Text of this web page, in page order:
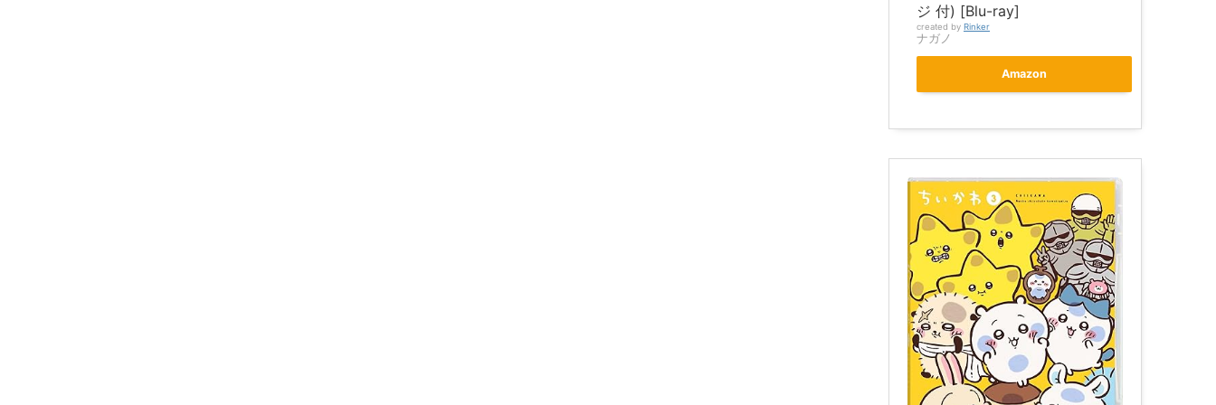
ジ 付) [Blu-ray]
created by Rinker
ナガノ
Amazon